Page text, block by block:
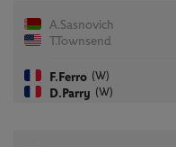
A.Sasnovich
T.Townsend
F.Ferro (W)
D.Parry (W)